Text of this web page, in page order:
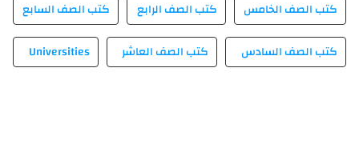
كتب الصف الخامس كتب الصف الرابع كتب الصف السابع
كتب الصف السادس كتب الصف العاشر Universities